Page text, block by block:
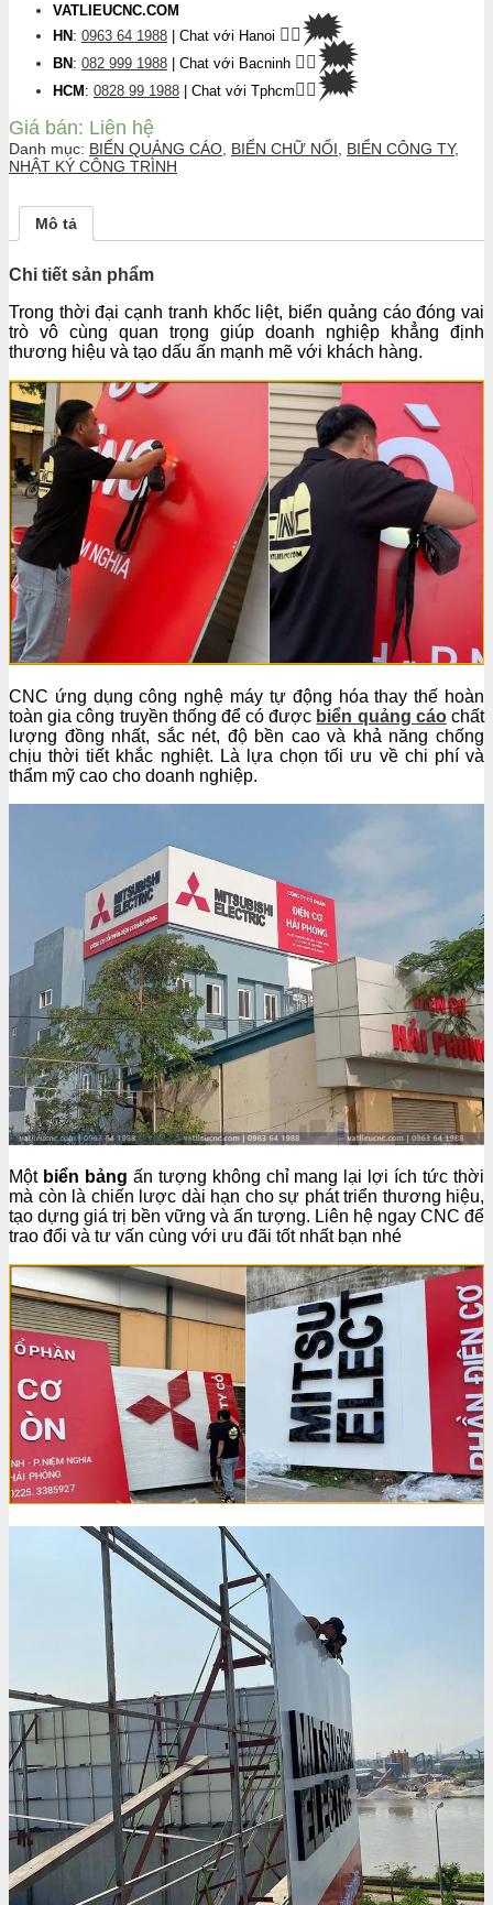
VATLIEUCNC.COM
HN : 0963 64 1988 | Chat với Hanoi 👉🏽🗯
BN : 082 999 1988 | Chat với Bacninh 👉🏽🗯
HCM : 0828 99 1988 | Chat với Tphcm 👉🏽🗯
Giá bán: Liên hệ
Danh mục: BIỂN QUẢNG CÁO BIỂN CHỮ NỔI BIỂN CÔNG TY,
NHẬT KÝ CÔNG TRÌNH
Mô tả
Chi tiết sản phẩm
Trong thời đại cạnh tranh khốc liệt, biển quảng cáo đóng vai
trò vô cùng quan trọng giúp doanh nghiệp khẳng định
thương hiệu và tạo dấu ấn mạnh mẽ với khách hàng.
CNC ứng dụng công nghệ máy tự động hóa thay thế hoàn
toàn gia công truyền thống để có được biển quảng cáochất
lượng đồng nhất, sắc nét, độ bền cao và khả năng chống
chịu thời tiết khắc nghiệt. Là lựa chọn tối ưu về chi phí và
thẩm mỹ cao cho doanh nghiệp.
Một biển bảng ấn tượng không chỉ mang lại lợi ích tức thời
mà còn là chiến lược dài hạn cho sự phát triển thương hiệu,
tạo dựng giá trị bền vững và ấn tượng. Liên hệ ngay CNC để
trao đổi và tư vấn cùng với ưu đãi tốt nhất bạn nhé